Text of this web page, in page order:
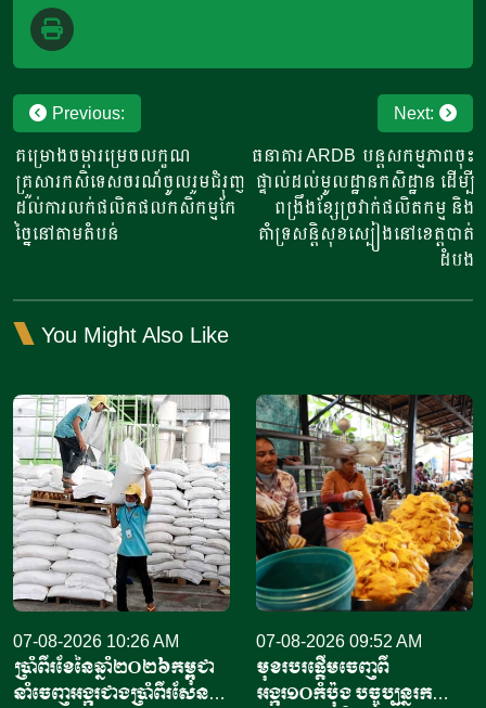
Post
navigation
Previous:
គម្រោងចម្ការម្រេចលក្ខណ
គ្រួសារកសិទេសចរណ៍ចូលរួម​ជំរុញ
ដល់ការលក់ផលិតផលកសិកម្ម​កែ
ច្នៃ​នៅតាមតំបន់​
Next:
ធនាគារ ARDB បន្តសកម្មភាពចុះ
ផ្ទាល់ដល់មូលដ្ឋានកសិដ្ឋាន ដើម្បី
ពង្រឹងខ្សែច្រវាក់ផលិតកម្ម និង
គាំទ្រសន្តិសុខស្បៀងនៅខេត្តបាត់
ដំបង
You Might Also Like
07-08-2026 10:26 AM
ប្រាំពីរខែនៃឆ្នាំ​២០២៦កម្ពុជា
នាំចេញអង្ករជាងប្រាំពីរសែន​
07-08-2026 09:52 AM
មុខរបរផ្តើមចេញពី
អង្ករ១០កំប៉ុង​ បច្ចុប្បន្ន​រក